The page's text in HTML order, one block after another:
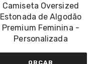
Camiseta Oversized
Estonada de Algodão
Premium Feminina -
Personalizada
ORÇAR